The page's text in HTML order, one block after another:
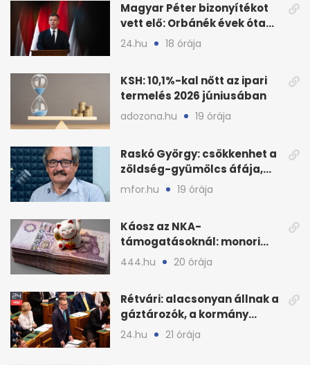
Magyar Péter bizonyítékot
vett elő: Orbánék évek óta
tudtak az energiarendszer
összeomlásáról
24.hu 18 órája
KSH: 10,1%-kal nőtt az ipari
termelés 2026 júniusában
adozona.hu 19 órája
Raskó György: csökkenhet a
zöldség-gyümölcs áfája,
bajban a kukorica
mfor.hu 19 órája
Káosz az NKA-
támogatásoknál: monori
civilek elszámolásai és
444.hu 20 órája
Rétvári: alacsonyan állnak a
gáztározók, a kormány
válságról válságra jut
24.hu 21 órája